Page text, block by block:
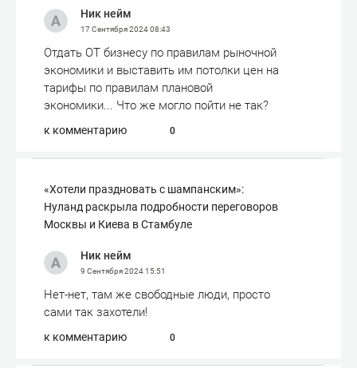
Ник нейм
17 Сентября 202408:43
Отдать ОТ бизнесу по правилам рыночной
экономики и выставить им потолки цен на
тарифы по правилам плановой
экономики... Что же могло пойти не так?
к комментарию 0
«Хотели праздновать с шампанским»:
Нуланд раскрыла подробности переговоров
Москвы и Киева в Стамбуле
Ник нейм
9 Сентября 202415:51
Нет-нет, там же свободные люди, просто
сами так захотели!
к комментарию 0